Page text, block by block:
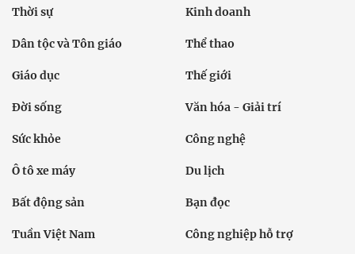
Thời sự Kinh doanh
Dân tộc và Tôn giáo Thể thao
Giáo dục Thế giới
Đời sống Văn hóa - Giải trí
Sức khỏe Công nghệ
Ô tô xe máy Du lịch
Bất động sản Bạn đọc
Tuần Việt Nam Công nghiệp hỗ trợ